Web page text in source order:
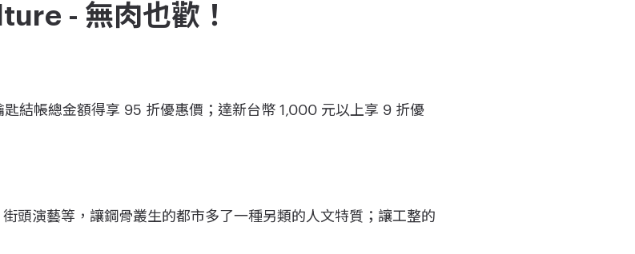
- 無肉也歡！
結帳總金額得享 95 折優惠價；達新台幣 1,000 元以上享 9 折優
頭演藝等，讓鋼骨叢生的都市多了一種另類的人文特質；讓工整的